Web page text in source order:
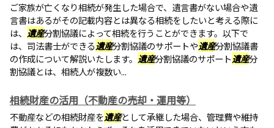
ご家族が亡くなり相続が発生した場合で、遺言書がない場合や遺
言書はあるがその記載内容とは異なる相続をしたいと考える際に
は、 遺産分割協議によって相続を行うことができます。以下で
は、司法書士ができる遺産分割協議のサポートや遺産分割協議書
の作成について解説いたします。 遺産分割協議のサポート遺産分
割協議とは、相続人が複数い...
相続財産の活用（不動産の売却・運用等）
不動産などの相続財産を遺産として承継した場合、管理費や維持